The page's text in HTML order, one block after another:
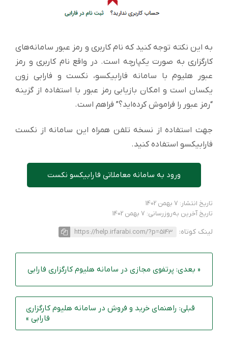
به این نکته توجه کنید که نام کاربری و رمز عبور سامانه‌های
کارگزاری به صورت یکپارچه است. در واقع نام کاربری و رمز
عبور هلیوم با سامانه فارابیکسو، نکست و فارابی زون
یکسان است و امکان بازیابی رمز عبور با استفاده از گزینه
“رمز عبور را فراموش کرده‌اید؟” فراهم است.
جهت استفاده از نسخه تلفن همراه این سامانه از نکست
فارابیکسو استفاده کنید.
ورود به سامانه معاملاتی فارابیکسو نکست
تاریخ انتشار: 7 بهمن 1402
تاریخ آخرین به‌روزرسانی: 7 بهمن 1402
لینک کوتاه: https://help.irfarabi.com/?p=5143
« بعدی: پرتفوی مجازی در سامانه هلیوم کارگزاری فارابی
قبلی: راهنمای خرید و فروش در سامانه هلیوم کارگزاری
فارابی »